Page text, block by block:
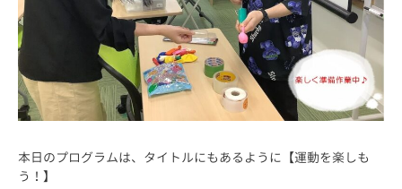
本日のプログラムは、タイトルにもあるように【運動を楽しも
う！】